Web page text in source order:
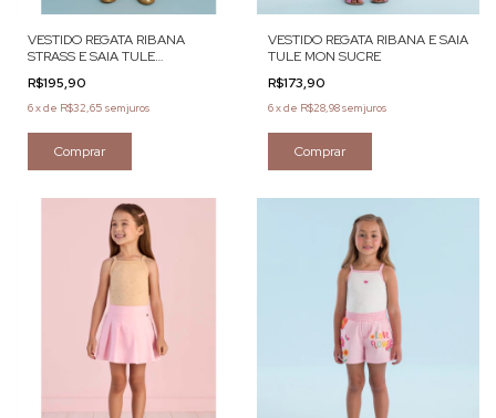
VESTIDO REGATA RIBANA
STRASS E SAIA TULE
R$195,90
6xde R$32,65 sem juros
Comprar
VESTIDO REGATA RIBANA E SAIA
TULE MON SUCRE
R$173,90
6xde R$28,98sem juros
Comprar